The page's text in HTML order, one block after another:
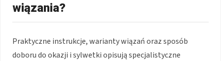
wiązania?
Praktyczne instrukcje, warianty wiązań oraz sposób
doboru do okazji i sylwetki opisują specjalistyczne